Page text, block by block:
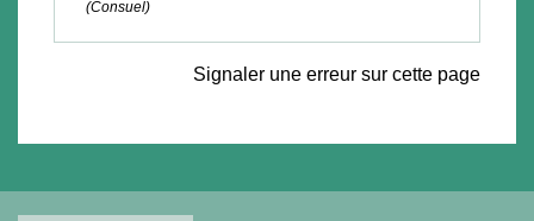
(Consuel)
Signaler une erreur sur cette page